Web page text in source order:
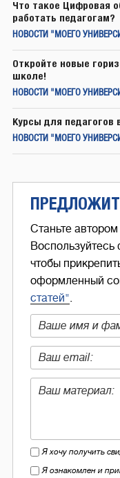
Что такое Цифровая
работать педагогам?
НОВОСТИ "МОЕГО
Откройте новые
школе!
НОВОСТИ "МОЕГО
Курсы для педагогов
НОВОСТИ "МОЕГО
Станьте
чтобы
оформленный
статей".
Я хочу получить
Я ознакомлен и